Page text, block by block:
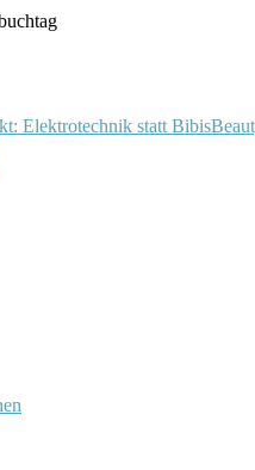
Elektrotechnik statt